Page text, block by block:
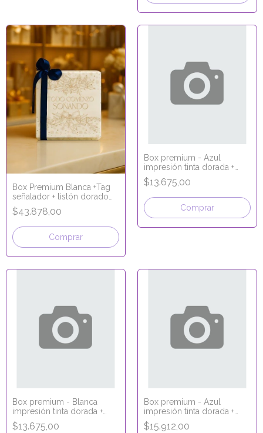
Box Premium Blanca +Tag
señalador + listón dorado
25x25x10
$43.878,00
Comprar
Box premium - Azul
impresión tinta dorada +
laminado 22x11x5
$13.675,00
Comprar
Box premium - Blanca
impresión tinta dorada +
laminado 22x11x5
$13.675,00
Box premium - Azul
impresión tinta dorada +
laminado 33x11x5
$15.912,00